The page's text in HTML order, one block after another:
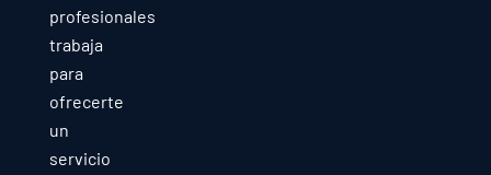
profesionales
trabaja
para
ofrecerte
un
servicio